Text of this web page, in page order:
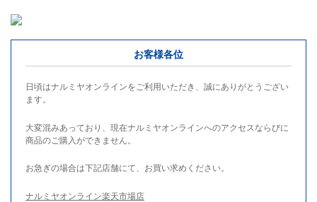
お客様各位
日頃はナルミヤオンラインをご利用いただき、誠にありがとうござい
ます。
大変混みあっており、現在ナルミヤオンラインへのアクセスならびに
商品のご購入ができません。
お急ぎの場合は下記店舗にて、お買い求めください。
ナルミヤオンライン楽天市場店